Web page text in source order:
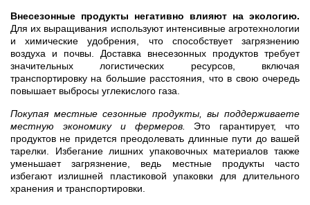
Внесезонные продукты негативно влияют на экологию.
Для их выращивания используют интенсивные агротехнологии
и химические удобрения, что способствует загрязнению
воздуха и почвы. Доставка внесезонных продуктов требует
значительных логистических ресурсов, включая
транспортировку на большие расстояния, что в свою очередь
повышает выбросы углекислого газа.
Покупая местные сезонные продукты, вы поддерживаете
местную экономику и фермеров. Это гарантирует, что
продуктов не придется преодолевать длинные пути до вашей
тарелки. Избегание лишних упаковочных материалов также
уменьшает загрязнение, ведь местные продукты часто
избегают излишней пластиковой упаковки для длительного
хранения и транспортировки.